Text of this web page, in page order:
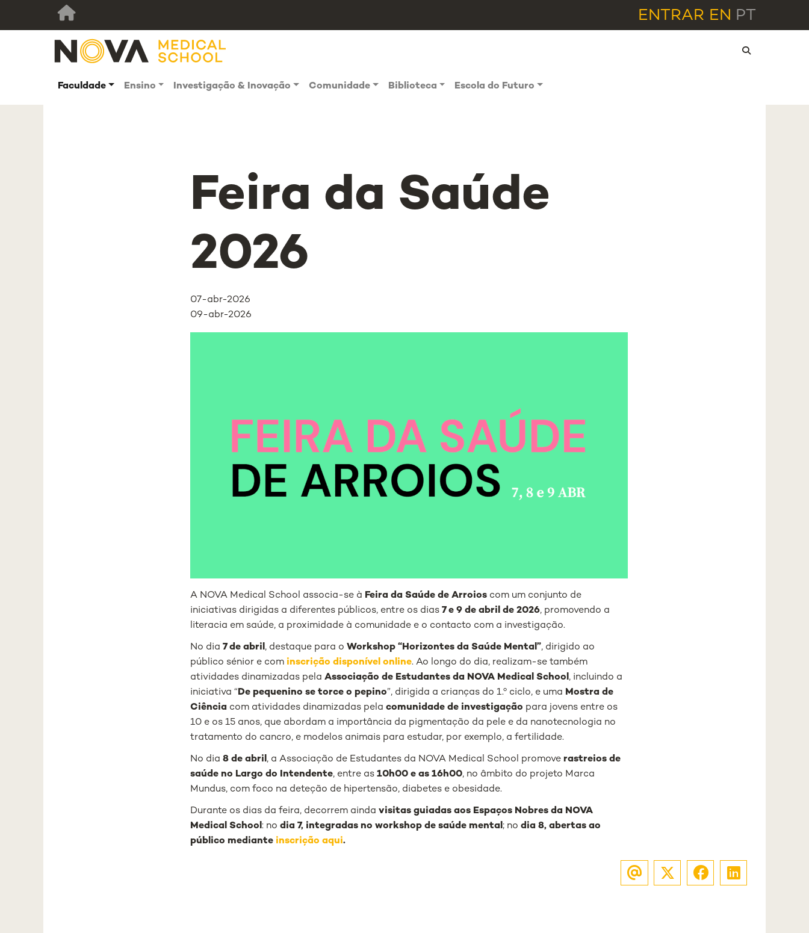
ENTRAR EN PT
Faculdade Ensino Investigação & Inovação Comunidade Biblioteca Escola do Futuro
Feira da Saúde
2026
07-abr-2026
09-abr-2026
A NOVA Medical School associa-se à Feira da Saúde de Arroios com um conjunto de
iniciativas dirigidas a diferentes públicos, entre os dias7 e 9 de abril de 2026, promovendo a
literacia em saúde, a proximidade à comunidade e o contacto com a investigação.
No dia7 de abril, destaque para oWorkshop “Horizontes da Saúde Mental”, dirigido ao
público sénior e com inscrição disponível online. Ao longo do dia, realizam-se também
atividades dinamizadas pelaAssociação de Estudantes da NOVA Medical School, incluindo a
iniciativa “De pequenino se torce o pepino”, dirigida a crianças do 1.º ciclo, e uma Mostra de
Ciência com atividades dinamizadas pelacomunidade de investigação para jovens entre os
10 e os 15 anos, que abordam a importância da pigmentação da pele e da nanotecnologia no
tratamento do cancro, e modelos animais para estudar, por exemplo, a fertilidade.
No dia8 de abril, a Associação de Estudantes da NOVA Medical School promoverastreios de
saúde no Largo do Intendente, entre as10h00 e as 16h00, no âmbito do projeto Marca
Mundus, com foco na deteção de hipertensão, diabetes e obesidade.
Durante os dias da feira, decorrem aindavisitas guiadas aos Espaços Nobres da NOVA
Medical School: nodia 7, integradas no workshop de saúde mental; nodia 8, abertas ao
público mediante inscrição aqui.